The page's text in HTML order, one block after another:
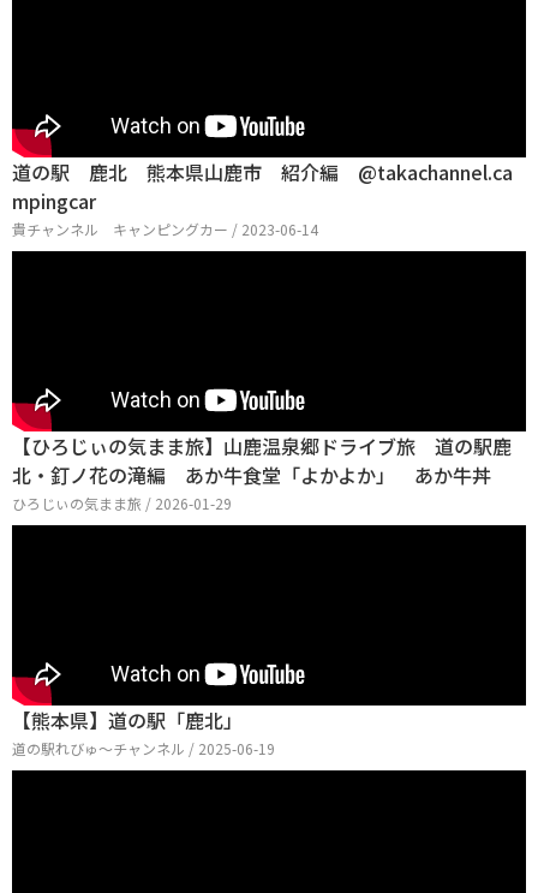
道の駅 鹿北 熊本県山鹿市 紹介編 @takachannel.ca
mpingcar
貴チャンネル キャンピングカー / 2023-06-14
【ひろじぃの気まま旅】山鹿温泉郷ドライブ旅 道の駅鹿
北・釘ノ花の滝編 あか牛食堂「よかよか」 あか牛丼
ひろじぃの気まま旅 / 2026-01-29
【熊本県】道の駅「鹿北」
道の駅れびゅ〜チャンネル / 2025-06-19